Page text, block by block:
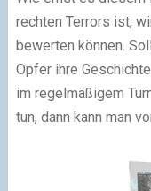
rechten Terrors ist,
bewerten können.
Opfer ihre
im regelmäßigem
tun, dann kann man